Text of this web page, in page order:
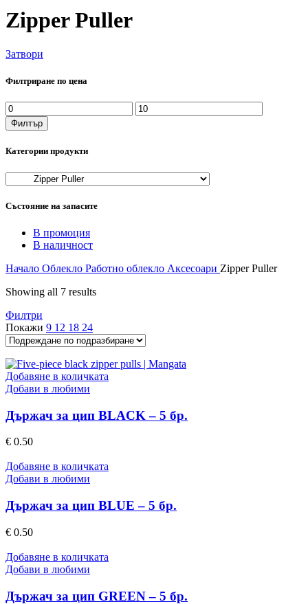
Zipper Puller
Затвори
Филтриране по цена
Минимална
цена
Максимална
цена
Филтър
Категории продукти
Състояние на запасите
В промоция
В наличност
Начало Облекло Работно облекло Аксесоари Zipper Puller
Showing all 7 results
Филтри
Покажи 9 12 18 24
Добавяне в количката
Добави в любими
Държач за цип BLACK – 5 бр.
€ 0.50
Добавяне в количката
Добави в любими
Държач за цип BLUE – 5 бр.
€ 0.50
Добавяне в количката
Добави в любими
Държач за цип GREEN – 5 бр.